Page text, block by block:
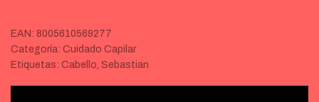
EAN: 8005610569277
Categoría: Cuidado Capilar
Etiquetas: Cabello, Sebastian